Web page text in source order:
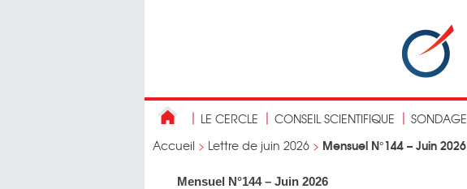
LE CERCLE CONSEIL SCIENTIFIQUE SONDAGE
Accueil > Lettre de juin 2026 > Mensuel N°144 – Juin 2026
Mensuel N°144 – Juin 2026